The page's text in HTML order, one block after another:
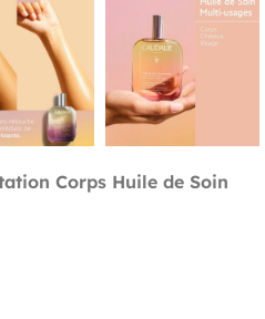
Corps Huile de Soin